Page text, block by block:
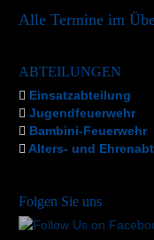
Alle Termine im
ABTEILUNGEN
Einsatzabteilung
Jugendfeuerwehr
Bambini-Feuerwehr
Alters- und
Folgen Sie uns